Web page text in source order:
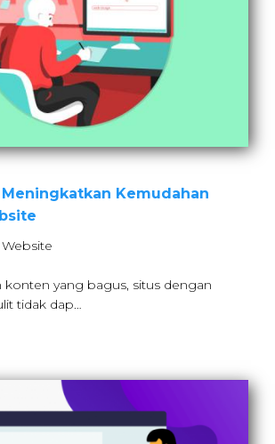
Kemudahan
Website
konten yang bagus, situs dengan
tidak dap…